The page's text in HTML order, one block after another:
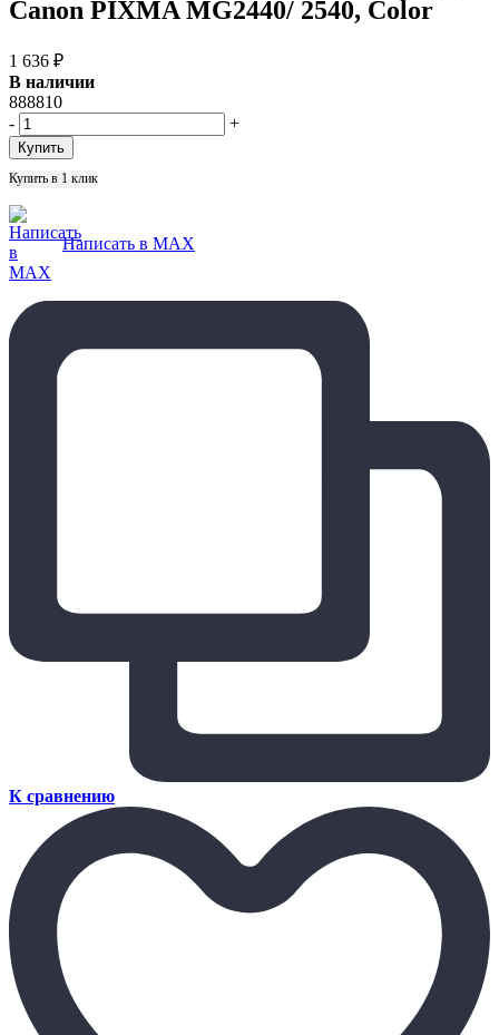
Canon PIXMA MG2440/ 2540, Color
1 636 ₽
В наличии
888810
-
+
Купить в 1 клик
Написать в MAX
К сравнению